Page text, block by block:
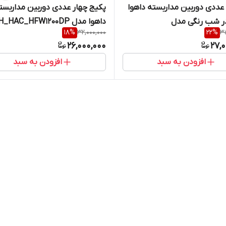
پکیج 4 عددی دوربین مداربسته داهوا
شب رنگی مدل
22%
افزودن به سبد
پکیج چهار عددی دوربین
دارای هارد و کابل رایگان
32,000,000
18%
26,000,000
افزودن به سبد